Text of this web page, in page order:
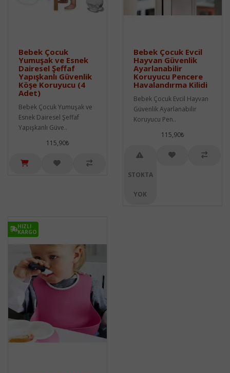
Bebek Çocuk
Yumuşak ve Esnek
Dairesel Şeffaf
Yapışkanlı Güvenlik
Köşe Koruyucu (4
Adet)
Bebek Çocuk Yumuşak ve
Esnek Dairesel Şeffaf
Yapışkanlı Güve..
115,90₺
Bebek Çocuk Evcil
Hayvan Güvenlik
Ayarlanabilir
Koruyucu Pencere
Havalandırma Kilidi
Bebek Çocuk Evcil Hayvan
Güvenlik Ayarlanabilir
Koruyucu Pen..
115,90₺
STOKTA
YOK
HIZLI
KARGO